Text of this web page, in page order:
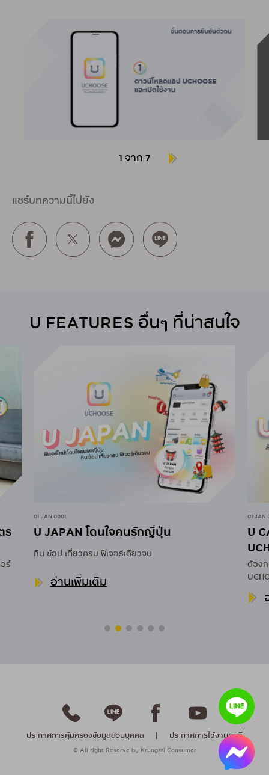
1 จาก 7
แชร์บทความนี้ไปยัง
U FEATURES อื่นๆ ที่น่าสนใจ
ร
ร์
01 JAN 0001
U JAPAN โดนใจคนรักญี่ปุ่น
กิน ช้อป เที่ยวครบ ฟีเจอร์เดียวจบ
อ่านเพิ่มเติม
01 JAN
U
ต้อง
เต็ม
ประกาศการคุ้มครองข้อมูลส่วนบุคคล | ประกาศการใช้งานคุกกี้
© All right Reserve by Krungsri Consumer